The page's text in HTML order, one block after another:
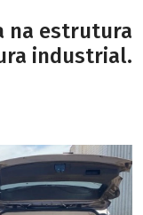
na estrutura
industrial.